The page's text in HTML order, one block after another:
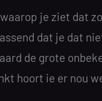
je ziet dat
dat je dat
de grote
hoort ie er nou